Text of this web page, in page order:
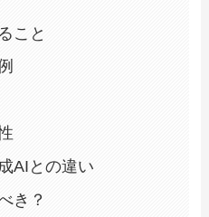
こと
AIとの違い
き？